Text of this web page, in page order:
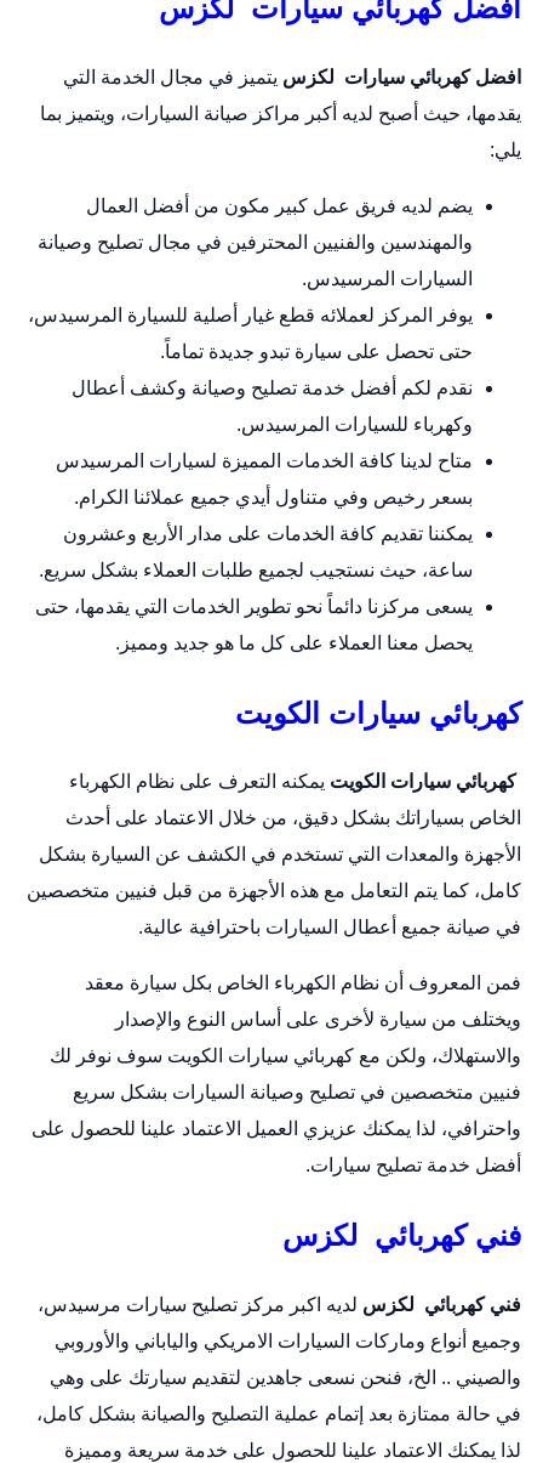
افضل كهربائي سيارات لكزس
افضل كهربائي سيارات لكزس يتميز في مجال الخدمة التي
يقدمها، حيث أصبح لديه أكبر مراكز صيانة السيارات، ويتميز بما
يلي:
يضم لديه فريق عمل كبير مكون من أفضل العمال
والمهندسين والفنيين المحترفين في مجال تصليح وصيانة
السيارات المرسيدس.
يوفر المركز لعملائه قطع غيار أصلية للسيارة المرسيدس،
حتى تحصل على سيارة تبدو جديدة تماماً.
نقدم لكم أفضل خدمة تصليح وصيانة وكشف أعطال
وكهرباء للسيارات المرسيدس.
متاح لدينا كافة الخدمات المميزة لسيارات المرسيدس
بسعر رخيص وفي متناول أيدي جميع عملائنا الكرام.
يمكننا تقديم كافة الخدمات على مدار الأربع وعشرون
ساعة، حيث نستجيب لجميع طلبات العملاء بشكل سريع.
يسعى مركزنا دائماً نحو تطوير الخدمات التي يقدمها، حتى
يحصل معنا العملاء على كل ما هو جديد ومميز.
كهربائي سيارات الكويت
كهربائي سيارات الكويت يمكنه التعرف على نظام الكهرباء
الخاص بسياراتك بشكل دقيق، من خلال الاعتماد على أحدث
الأجهزة والمعدات التي تستخدم في الكشف عن السيارة بشكل
كامل، كما يتم التعامل مع هذه الأجهزة من قبل فنيين متخصصين
في صيانة جميع أعطال السيارات باحترافية عالية.
فمن المعروف أن نظام الكهرباء الخاص بكل سيارة معقد
ويختلف من سيارة لأخرى على أساس النوع والإصدار
والاستهلاك، ولكن مع كهربائي سيارات الكويت سوف نوفر لك
فنيين متخصصين في تصليح وصيانة السيارات بشكل سريع
واحترافي، لذا يمكنك عزيزي العميل الاعتماد علينا للحصول على
أفضل خدمة تصليح سيارات.
فني كهربائي لكزس
فني كهربائي لكزس لديه اكبر مركز تصليح سيارات مرسيدس،
وجميع أنواع وماركات السيارات الامريكي والياباني والأوروبي
والصيني .. الخ، فنحن نسعى جاهدين لتقديم سيارتك على وهي
في حالة ممتازة بعد إتمام عملية التصليح والصيانة بشكل كامل،
لذا يمكنك الاعتماد علينا للحصول على خدمة سريعة ومميزة